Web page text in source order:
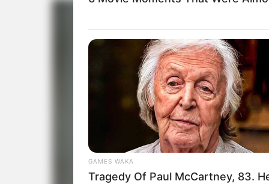
GAMES WAKA
Tragedy Of Paul McCartney, 83.